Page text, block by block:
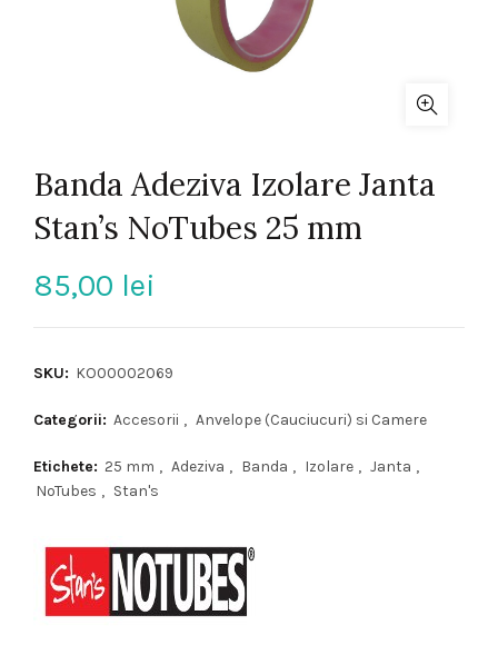
Banda Adeziva Izolare Janta
Stan’s NoTubes 25 mm
85,00 lei
SKU: KO00002069
Categorii: Accesorii , Anvelope (Cauciucuri) si Camere
Etichete: 25 mm , Adeziva , Banda , Izolare , Janta ,
NoTubes , Stan's